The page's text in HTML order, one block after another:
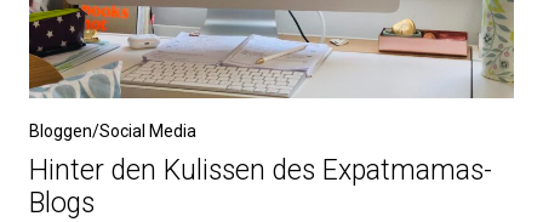
Bloggen/Social Media
Hinter den Kulissen des Expatmamas-
Blogs